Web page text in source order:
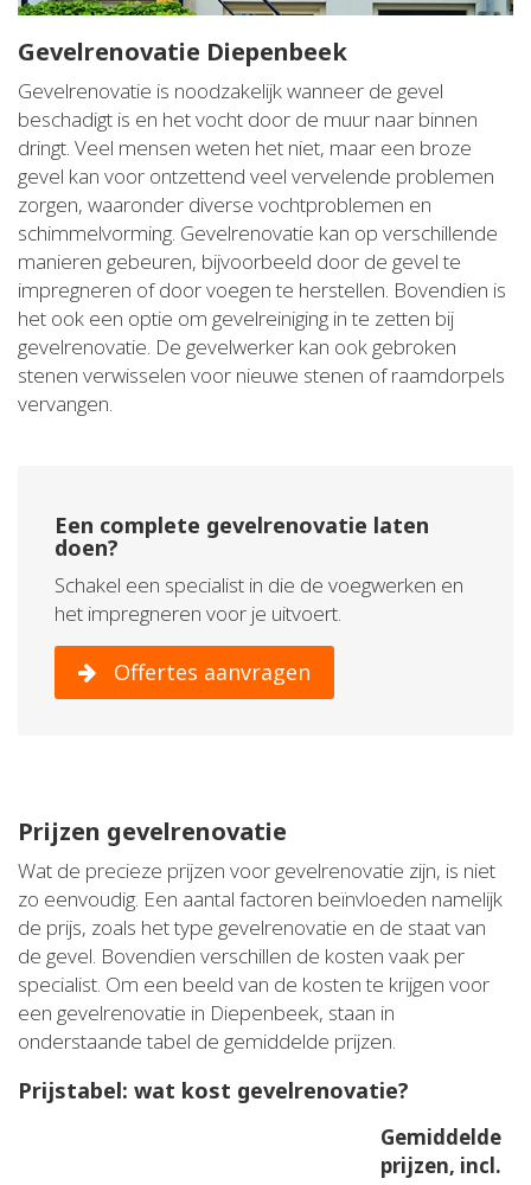
Gevelrenovatie Diepenbeek
Gevelrenovatie is noodzakelijk wanneer de gevel
beschadigt is en het vocht door de muur naar binnen
dringt. Veel mensen weten het niet, maar een broze
gevel kan voor ontzettend veel vervelende problemen
zorgen, waaronder diverse vochtproblemen en
schimmelvorming. Gevelrenovatie kan op verschillende
manieren gebeuren, bijvoorbeeld door de gevel te
impregneren of door voegen te herstellen. Bovendien is
het ook een optie om gevelreiniging in te zetten bij
gevelrenovatie. De gevelwerker kan ook gebroken
stenen verwisselen voor nieuwe stenen of raamdorpels
vervangen.
Een complete gevelrenovatie laten
doen?
Schakel een specialist in die de voegwerken en
het impregneren voor je uitvoert.
Offertes aanvragen
Prijzen gevelrenovatie
Wat de precieze prijzen voor gevelrenovatie zijn, is niet
zo eenvoudig. Een aantal factoren beïnvloeden namelijk
de prijs, zoals het type gevelrenovatie en de staat van
de gevel. Bovendien verschillen de kosten vaak per
specialist. Om een beeld van de kosten te krijgen voor
een gevelrenovatie in Diepenbeek, staan in
onderstaande tabel de gemiddelde prijzen.
Prijstabel: wat kost gevelrenovatie?
Gemiddelde
prijzen, incl.